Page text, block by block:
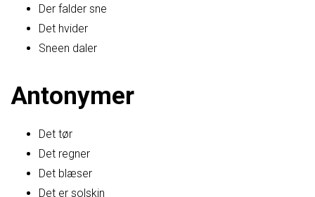
Der falder sne
Det hvider
Sneen daler
Antonymer
Det tør
Det regner
Det blæser
Det er solskin